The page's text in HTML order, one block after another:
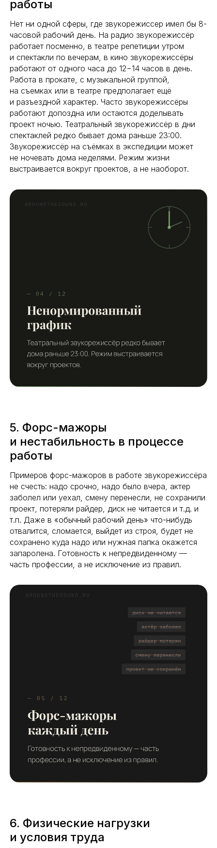
работы
Нет ни одной сферы, где звукорежиссер имел бы 8-
часовой рабочий день. На радио звукорежиссёр
работает посменно, в театре репетиции утром
и спектакли по вечерам, в кино звукорежиссёры
работают от одного часа до 12−14 часов в день.
Работа в прокате, с музыкальной группой,
на съемках или в театре предполагает ещё
и разъездной характер. Часто звукорежиссёры
работают допоздна или остаются доделывать
проект ночью. Театральный звукорежиссёр в дни
спектаклей редко бывает дома раньше 23:00.
Звукорежиссёр на съёмках в экспедиции может
не ночевать дома неделями. Режим жизни
выстраивается вокруг проектов, а не наоборот.
5. Форс-мажоры
и нестабильность в процессе
работы
Примеров форс-мажоров в работе звукорежиссёра
не счесть: надо срочно, надо было вчера, актер
заболел или уехал, смену перенесли, не сохранили
проект, потеряли райдер, диск не читается и т.д. и
т.п. Даже в «обычный рабочий день» что-нибудь
отвалится, сломается, выйдет из строя, будет не
сохранено куда надо или нужная папка окажется
запаролена. Готовность к непредвиденному —
часть профессии, а не исключение из правил.
6. Физические нагрузки
и условия труда